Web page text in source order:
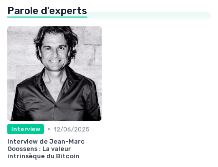
Parole d'experts
Interview • 12/06/2025
Interview de Jean-Marc
Goossens : La valeur
intrinsèque du Bitcoin